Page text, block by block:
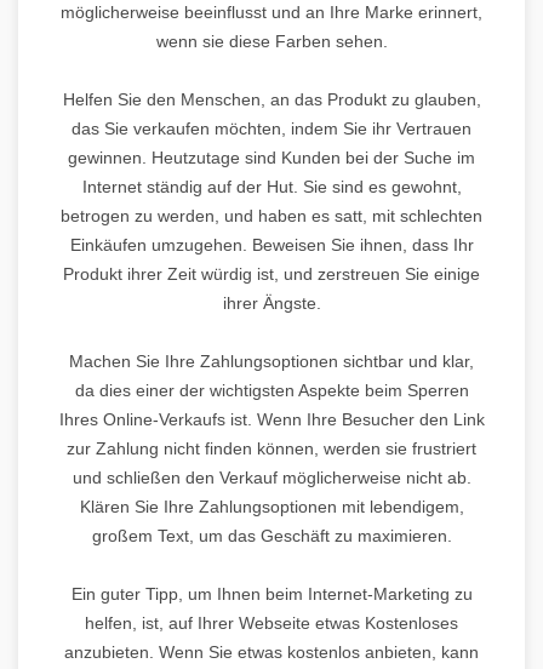
möglicherweise beeinflusst und an Ihre Marke erinnert,
wenn sie diese Farben sehen.
Helfen Sie den Menschen, an das Produkt zu glauben,
das Sie verkaufen möchten, indem Sie ihr Vertrauen
gewinnen. Heutzutage sind Kunden bei der Suche im
Internet ständig auf der Hut. Sie sind es gewohnt,
betrogen zu werden, und haben es satt, mit schlechten
Einkäufen umzugehen. Beweisen Sie ihnen, dass Ihr
Produkt ihrer Zeit würdig ist, und zerstreuen Sie einige
ihrer Ängste.
Machen Sie Ihre Zahlungsoptionen sichtbar und klar,
da dies einer der wichtigsten Aspekte beim Sperren
Ihres Online-Verkaufs ist. Wenn Ihre Besucher den Link
zur Zahlung nicht finden können, werden sie frustriert
und schließen den Verkauf möglicherweise nicht ab.
Klären Sie Ihre Zahlungsoptionen mit lebendigem,
großem Text, um das Geschäft zu maximieren.
Ein guter Tipp, um Ihnen beim Internet-Marketing zu
helfen, ist, auf Ihrer Webseite etwas Kostenloses
anzubieten. Wenn Sie etwas kostenlos anbieten, kann